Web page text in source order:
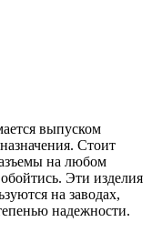
выпуском
Стоит
на любом
Эти изделия
на заводах,
надежности.